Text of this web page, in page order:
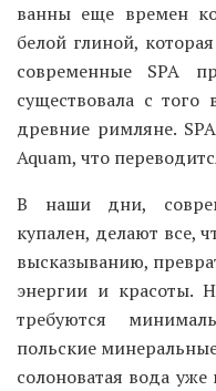
ванны еще времен
белой глиной,
современные SPA
существовала с
древние римляне.
Aquam, что
В наши дни,
купален, делают все,
высказыванию,
энергии и красоты.
требуются
польские
солоноватая вода